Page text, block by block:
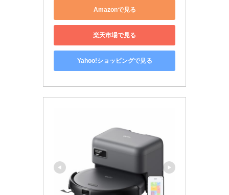
Amazonで見る
楽天市場で見る
Yahoo!ショッピングで見る